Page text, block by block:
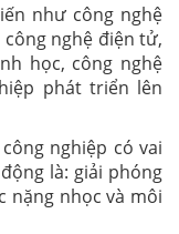
như công nghệ
nghệ điện tử,
học, công nghệ
phát triển lên
nghiệp có vai
là: giải phóng
nặng nhọc và môi